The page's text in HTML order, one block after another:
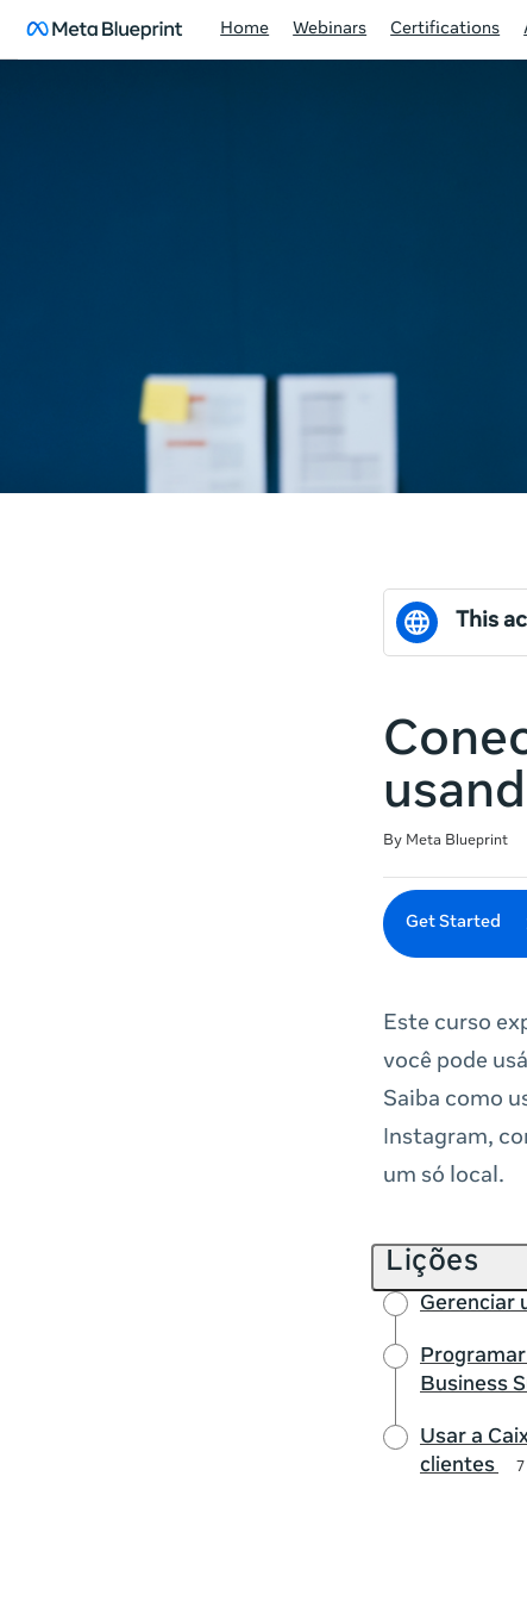
Home Webinars Certifications
This
By Meta Blueprint
Get Started
Este curso
você pode
Saiba como
Instagram,
um só local.
Lições
Gerenciar
Business
Usar a
clientes